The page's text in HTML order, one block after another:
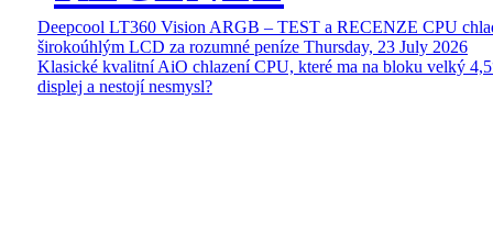
Deepcool LT360 Vision ARGB – TEST a RECENZE CPU
širokoúhlým LCD za rozumné peníze Thursday, 23 July 2026
Klasické kvalitní AiO chlazení CPU, které ma na bloku velký
displej a nestojí nesmysl?